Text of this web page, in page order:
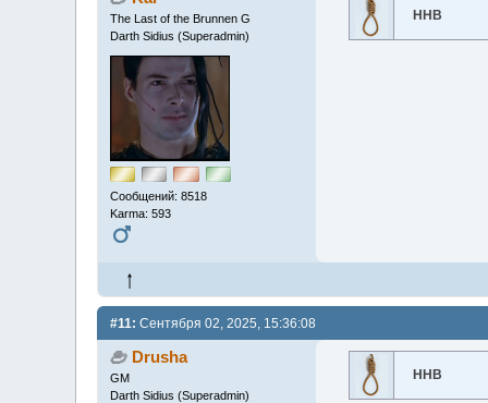
The Last of the Brunnen G
Darth Sidius (Superadmin)
Сообщений: 8518
Karma: 593
ННВ
#11: Сентября 02, 2025, 15:36:08
Drusha
GM
Darth Sidius (Superadmin)
ННВ